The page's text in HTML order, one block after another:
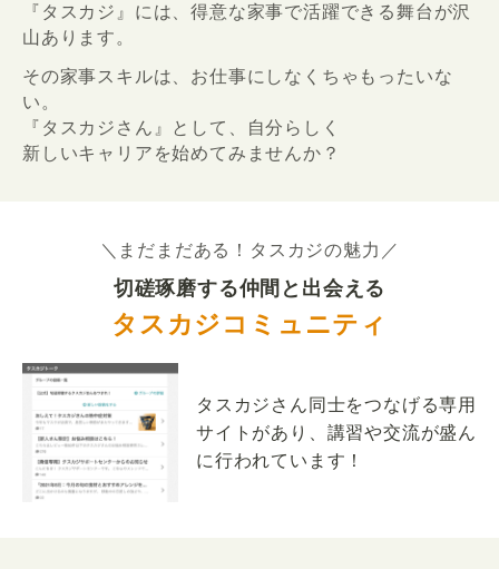
『タスカジ』には、得意な家事で活躍できる舞台が沢
山あります。
その家事スキルは、お仕事にしなくちゃもったいな
い。
『タスカジさん』として、自分らしく
新しいキャリアを始めてみませんか？
＼まだまだある！タスカジの魅力／
切磋琢磨する仲間と出会える
タスカジコミュニティ
タスカジさん同士をつなげる専用
サイトがあり、講習や交流が盛ん
に行われています！